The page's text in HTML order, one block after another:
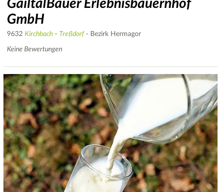
GailtålBauer Erlebnisbauernhof
GmbH
9632 Kirchbach - Treßdorf- Bezirk Hermagor
Keine Bewertungen